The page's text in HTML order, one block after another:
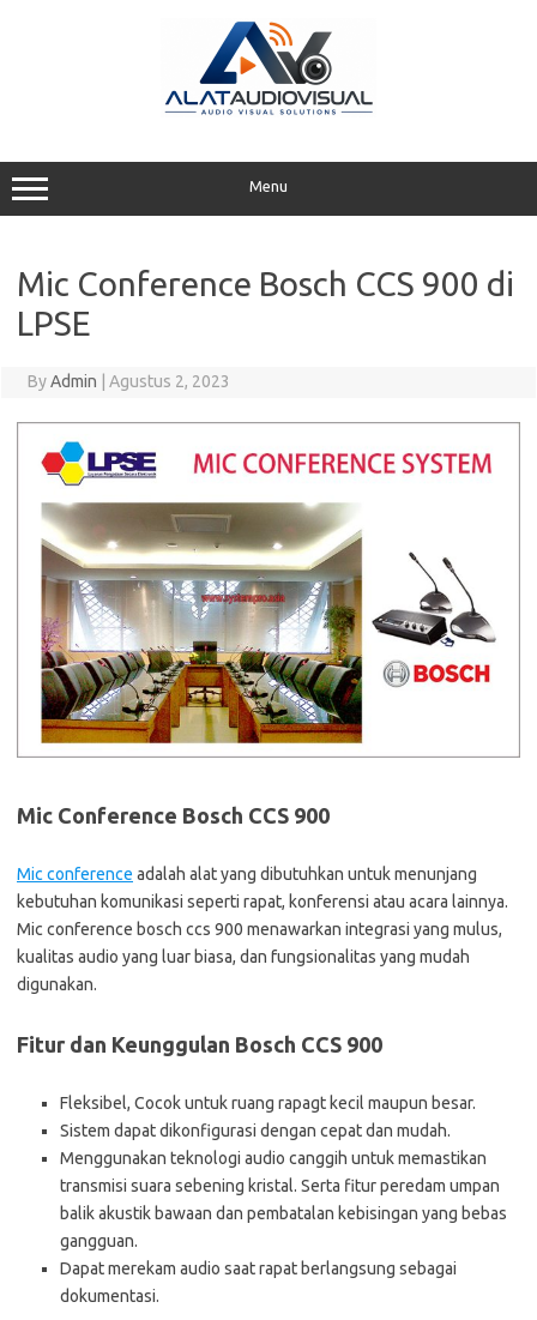
Menu
Mic Conference Bosch CCS 900 di
LPSE
ByAdmin Agustus 2, 2023
Mic Conference Bosch CCS 900
Mic conference adalah alat yang dibutuhkan untuk menunjang
kebutuhan komunikasi seperti rapat, konferensi atau acara lainnya.
Mic conference bosch ccs 900 menawarkan integrasi yang mulus,
kualitas audio yang luar biasa, dan fungsionalitas yang mudah
digunakan.
Fitur dan Keunggulan Bosch CCS 900
Fleksibel, Cocok untuk ruang rapagt kecil maupun besar.
Sistem dapat dikonfigurasi dengan cepat dan mudah.
Menggunakan teknologi audio canggih untuk memastikan
transmisi suara sebening kristal. Serta fitur peredam umpan
balik akustik bawaan dan pembatalan kebisingan yang bebas
gangguan.
Dapat merekam audio saat rapat berlangsung sebagai
dokumentasi.